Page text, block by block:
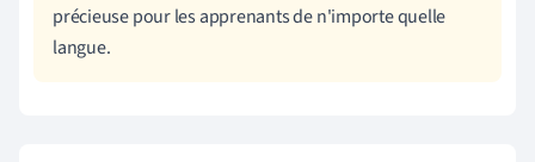
précieuse pour les apprenants de n'importe quelle
langue.